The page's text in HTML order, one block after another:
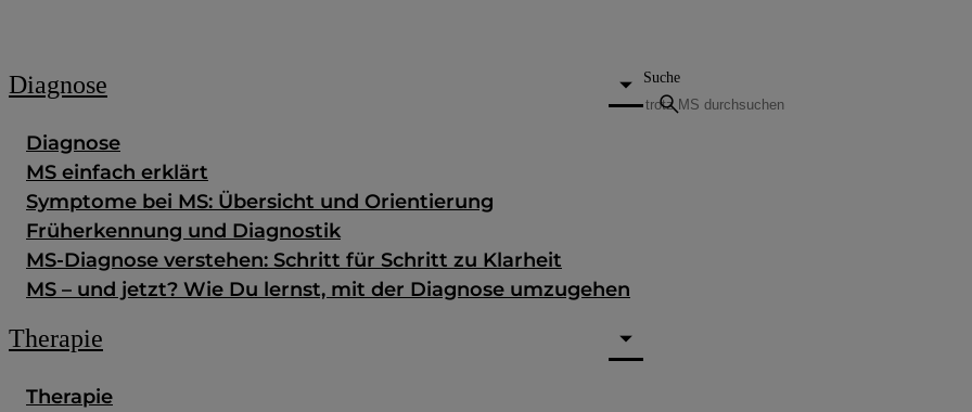
Diagnose
Diagnose
MS einfach erklärt
Symptome bei MS: Übersicht und Orientierung
Früherkennung und Diagnostik
MS-Diagnose verstehen: Schritt für Schritt zu Klarheit
MS – und jetzt? Wie Du lernst, mit der Diagnose umzugehen
Therapie
Therapie
Suche
search